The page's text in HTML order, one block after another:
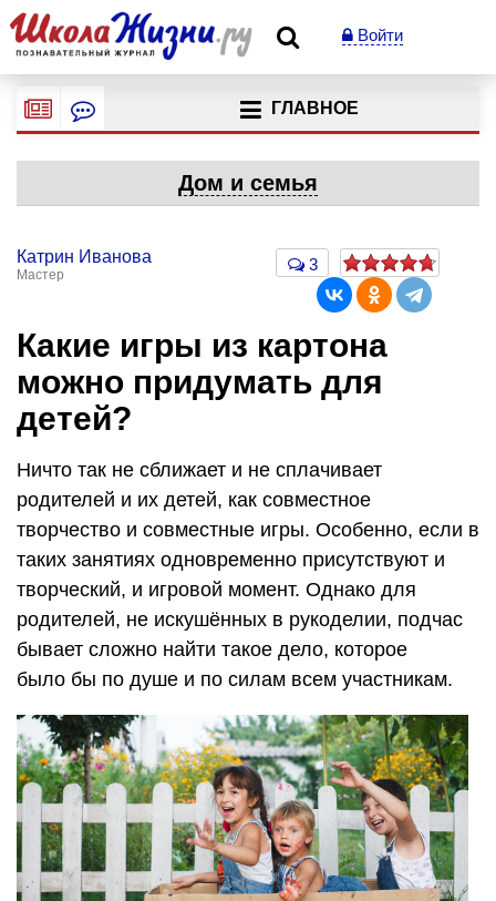
Войти
ГЛАВНОЕ
Дом и семья
Катрин Иванова
Мастер
3
Какие игры из картона
можно придумать для
детей?
Ничто так не сближает и не сплачивает
родителей и их детей, как совместное
творчество и совместные игры. Особенно, если в
таких занятиях одновременно присутствуют и
творческий, и игровой момент. Однако для
родителей, не искушённых в рукоделии, подчас
бывает сложно найти такое дело, которое
было бы по душе и по силам всем участникам.